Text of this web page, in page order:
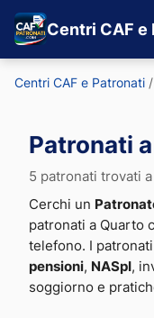
Centri CAF e
Centri CAF e Patronati /
Patronati
5 patronati trovati
Cerchi un
patronati a Quarto
telefono. I
pensioni, NASpI ,
soggiorno e